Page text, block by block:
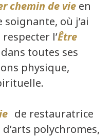
chemin de vieen
où j’ai
l’Être
dans toutes ses
physique,
de restauratrice
polychromes,